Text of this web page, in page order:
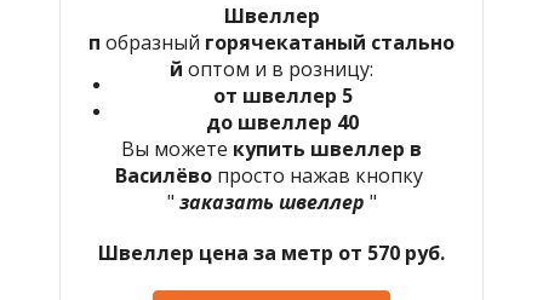
Швеллер
п образный горячекатаный стально
й оптом и в розницу:
от швеллер 5
до швеллер 40
Вы можете купить швеллер в
Василёво просто нажав кнопку
" заказать швеллер "
Швеллер цена за метр от 570 руб.